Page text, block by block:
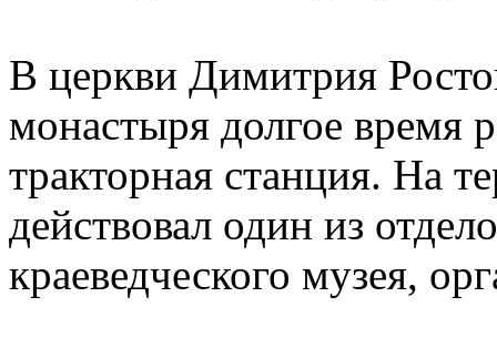
В церкви Димитрия
монастыря долгое время
тракторная станция. На
действовал один из
краеведческого музея,